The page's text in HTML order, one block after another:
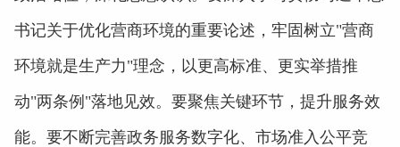
书记关于优化营商环境的重要论述，牢固树立"营商
环境就是生产力"理念，以更高标准、更实举措推
动"两条例"落地见效。要聚焦关键环节，提升服务效
能。要不断完善政务服务数字化、市场准入公平竞